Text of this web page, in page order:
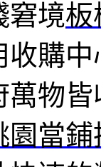
窘境板
購
萬物
園當鋪